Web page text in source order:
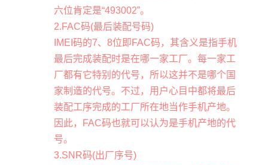
六位肯定是“493002”。
2.FAC码(最后装配号码)
IMEI码的7、8位即FAC码，其含义是指手机
最后完成装配时是在哪一家工厂。每一家工
厂都有它特别的代号，所以这并不是哪个国
家制造的代号。不过，用户心目中都将最后
装配工序完成的工厂所在地当作手机产地。
因此，FAC码也就可以认为是手机产地的代
号。
3.SNR码(出厂序号)